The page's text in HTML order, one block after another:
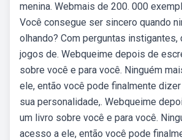
menina. Webmais de 200. 000
Você consegue ser sincero quando
olhando? Com perguntas
jogos de. Webqueime depois de
sobre você e para você. Ninguém
ele, então você pode finalmente
sua personalidade,. Webqueime
um livro sobre você e para você.
acesso a ele, então você pode